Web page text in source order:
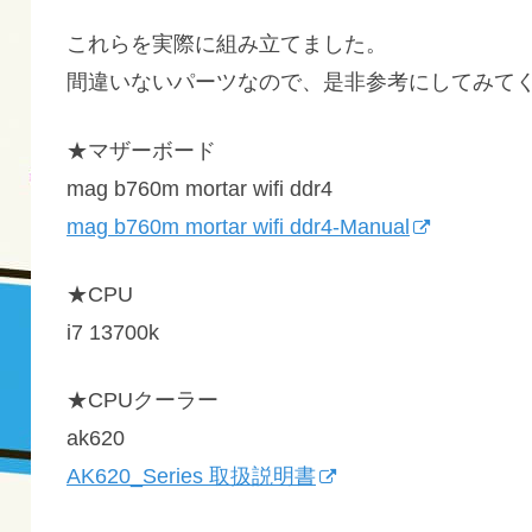
これらを実際に組み立てました。
間違いないパーツなので、是非参考にしてみて
★マザーボード
mag b760m mortar wifi ddr4
mag b760m mortar wifi ddr4-Manual
★CPU
i7 13700k
★CPUクーラー
ak620
AK620_Series 取扱説明書